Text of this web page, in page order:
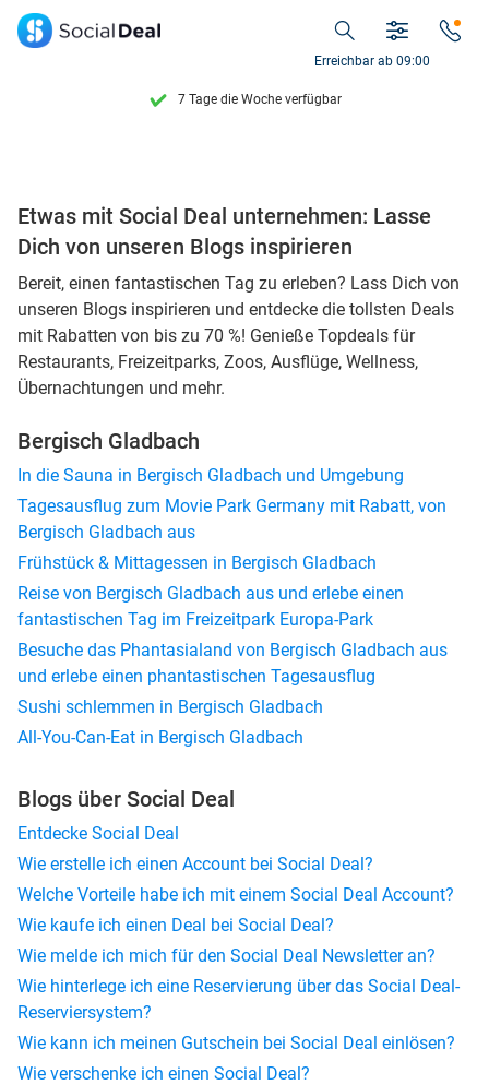
Entdecke 15.000+ Deals
7 Tage die Woche verfügbar
Entdecke 15.000+ Deals
7 Tage die Woche verfügbar
10+ Millionen Mitglieder
Erreichbar ab 09:00
Etwas mit Social Deal unternehmen: Lasse
Dich von unseren Blogs inspirieren
Bereit, einen fantastischen Tag zu erleben? Lass Dich von
unseren Blogs inspirieren und entdecke die tollsten Deals
mit Rabatten von bis zu 70 %! Genieße Topdeals für
Restaurants, Freizeitparks, Zoos, Ausflüge, Wellness,
Übernachtungen und mehr.
Bergisch Gladbach
In die Sauna in Bergisch Gladbach und Umgebung
Tagesausflug zum Movie Park Germany mit Rabatt, von
Bergisch Gladbach aus
Frühstück & Mittagessen in Bergisch Gladbach
Reise von Bergisch Gladbach aus und erlebe einen
fantastischen Tag im Freizeitpark Europa-Park
Besuche das Phantasialand von Bergisch Gladbach aus
und erlebe einen phantastischen Tagesausflug
Sushi schlemmen in Bergisch Gladbach
All-You-Can-Eat in Bergisch Gladbach
Blogs über Social Deal
Entdecke Social Deal
Wie erstelle ich einen Account bei Social Deal?
Welche Vorteile habe ich mit einem Social Deal Account?
Wie kaufe ich einen Deal bei Social Deal?
Wie melde ich mich für den Social Deal Newsletter an?
Wie hinterlege ich eine Reservierung über das Social Deal-
Reserviersystem?
Wie kann ich meinen Gutschein bei Social Deal einlösen?
Wie verschenke ich einen Social Deal?